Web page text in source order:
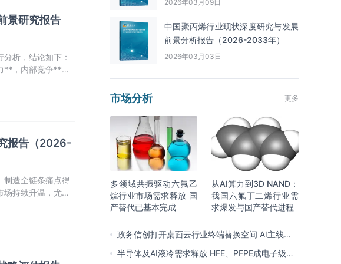
景研究报告
析，结论如下：
**，内部竞争**，
报告（2026-
制造全链条痛点得
持续升温，尤以
2026年03月09日
中国聚丙烯行业现状深度研究与发展
前景分析报告（2026-2033年）
2026年03月03日
市场分析 更多
多领域共振驱动六氟乙
烷行业市场需求释放 国
产替代已基本完成
从AI算力到3D NAND：
我国六氟丁二烯行业需
求爆发与国产替代进程
政务信创打开桌面云行业终端替换空间 AI主线重
塑竞争逻辑 中国本土厂商全面反超
半导体及AI液冷需求释放 HFE、PFPE成电子级氟